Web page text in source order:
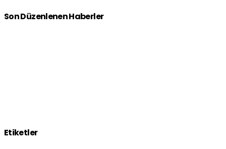
Son Düzenlenen Haberler
Etiketler